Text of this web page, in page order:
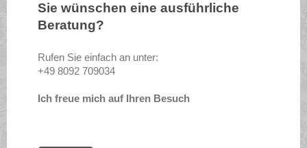
Sie wünschen eine ausführliche
Beratung?
Rufen Sie einfach an unter:
+49 8092 709034
Ich freue mich auf Ihren Besuch